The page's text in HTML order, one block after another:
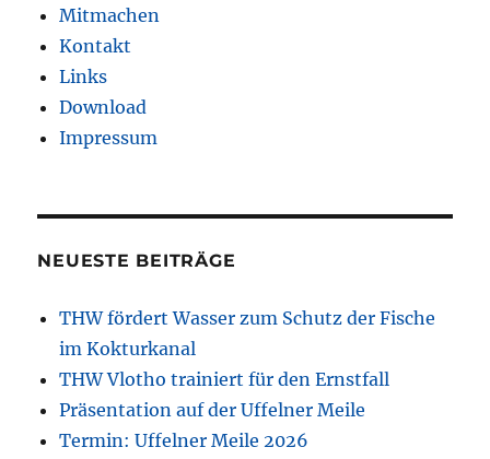
Mitmachen
Kontakt
Links
Download
Impressum
NEUESTE BEITRÄGE
THW fördert Wasser zum Schutz der Fische
im Kokturkanal
THW Vlotho trainiert für den Ernstfall
Präsentation auf der Uffelner Meile
Termin: Uffelner Meile 2026